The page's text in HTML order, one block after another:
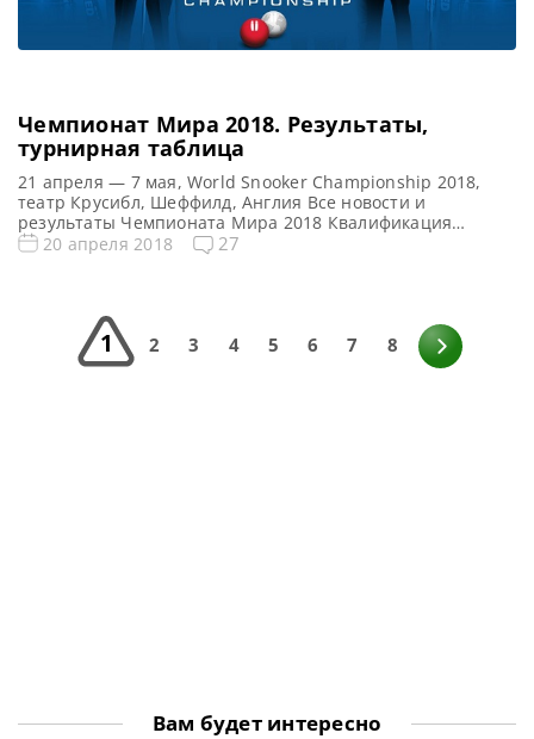
Чемпионат Мира 2018. Результаты,
турнирная таблица
21 апреля — 7 мая, World Snooker Championship 2018,
театр Крусибл, Шеффилд, Англия Все новости и
результаты Чемпионата Мира 2018 Квалификация
Чемпионата Мира 2018 Онлайн трансляции Чемпионата
побед) 25 […]
20 апреля 2018 27
1 2 3 4 5 6 7 8
Вам будет интересно